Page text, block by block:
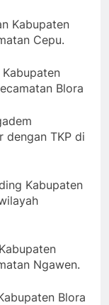
Kabupaten
Cepu.
Blora
dengan TKP di
Kabupaten
Ngawen.
Blora